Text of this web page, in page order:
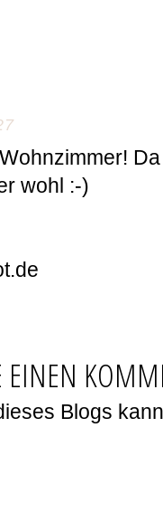
wohl :-)
EINEN
Blogs